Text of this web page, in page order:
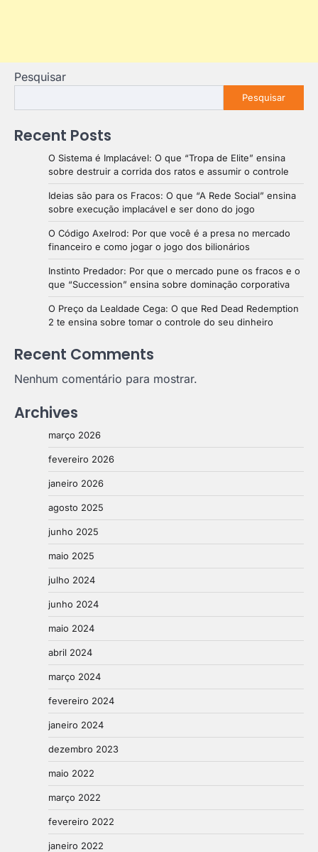
Pesquisar
Pesquisar
Recent Posts
O Sistema é Implacável: O que “Tropa de Elite” ensina
sobre destruir a corrida dos ratos e assumir o controle
Ideias são para os Fracos: O que “A Rede Social” ensina
sobre execução implacável e ser dono do jogo
O Código Axelrod: Por que você é a presa no mercado
financeiro e como jogar o jogo dos bilionários
Instinto Predador: Por que o mercado pune os fracos e o
que “Succession” ensina sobre dominação corporativa
O Preço da Lealdade Cega: O que Red Dead Redemption
2 te ensina sobre tomar o controle do seu dinheiro
Recent Comments
Nenhum comentário para mostrar.
Archives
março 2026
fevereiro 2026
janeiro 2026
agosto 2025
junho 2025
maio 2025
julho 2024
junho 2024
maio 2024
abril 2024
março 2024
fevereiro 2024
janeiro 2024
dezembro 2023
maio 2022
março 2022
fevereiro 2022
janeiro 2022